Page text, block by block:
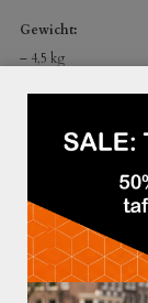
Gewicht:
– 4,5 kg